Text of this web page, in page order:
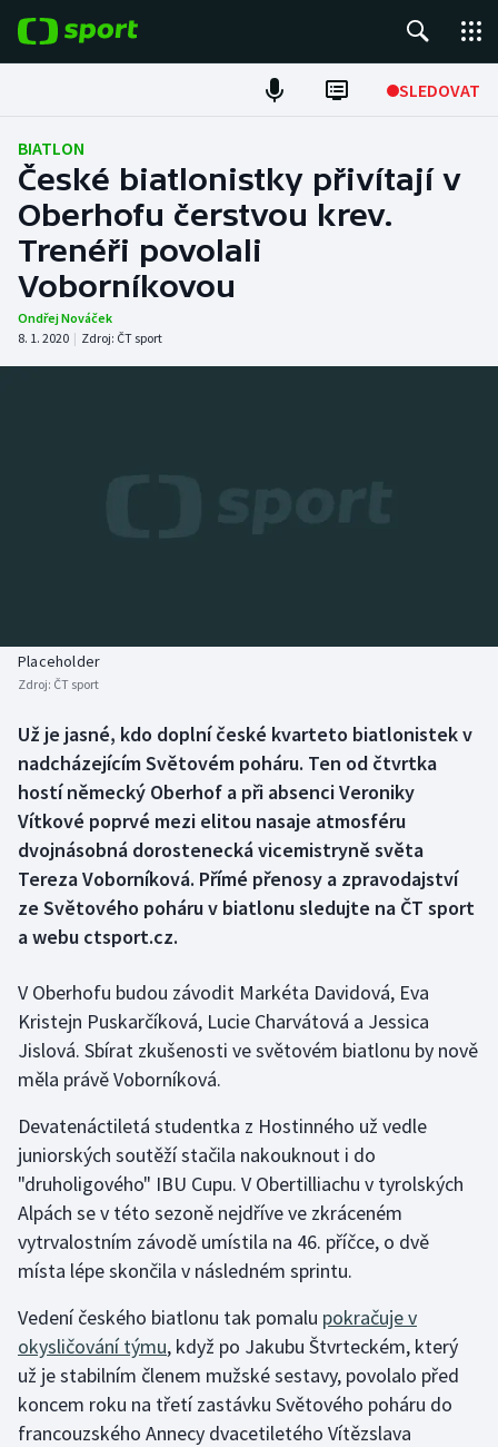
SLEDOVAT
Fotbal
Hokej
Tenis
Atletika
Boby a skeleton
Box
Curling
Dostihy
Florbal
Futsal
Golf
Gymnastika
Jezdectví
Judo
Krasobruslení
Lezení
Lyže a snowboard
Moderní pětiboj
AZ kvíz
BIATLON
České biatlonistky přivítají v
Oberhofu čerstvou krev.
Trenéři povolali
Voborníkovou
Ondřej Nováček
8. 1. 2020 | Zdroj: ČT sport
Placeholder
Zdroj: ČT sport
Už je jasné, kdo doplní české kvarteto biatlonistek v
nadcházejícím Světovém poháru. Ten od čtvrtka
hostí německý Oberhof a při absenci Veroniky
Vítkové poprvé mezi elitou nasaje atmosféru
dvojnásobná dorostenecká vicemistryně světa
Tereza Voborníková. Přímé přenosy a zpravodajství
ze Světového poháru v biatlonu sledujte na ČT sport
a webu ctsport.cz.
V Oberhofu budou závodit Markéta Davidová, Eva
Kristejn Puskarčíková, Lucie Charvátová a Jessica
Jislová. Sbírat zkušenosti ve světovém biatlonu by nově
měla právě Voborníková.
Devatenáctiletá studentka z Hostinného už vedle
juniorských soutěží stačila nakouknout i do
"druholigového" IBU Cupu. V Obertilliachu v tyrolských
Alpách se v této sezoně nejdříve ve zkráceném
vytrvalostním závodě umístila na 46. příčce, o dvě
místa lépe skončila v následném sprintu.
Vedení českého biatlonu tak pomalu pokračuje v
okysličování týmu, když po Jakubu Štvrteckém, který
už je stabilním členem mužské sestavy, povolalo před
koncem roku na třetí zastávku Světového poháru do
francouzského Annecy dvacetiletého Vítězslava